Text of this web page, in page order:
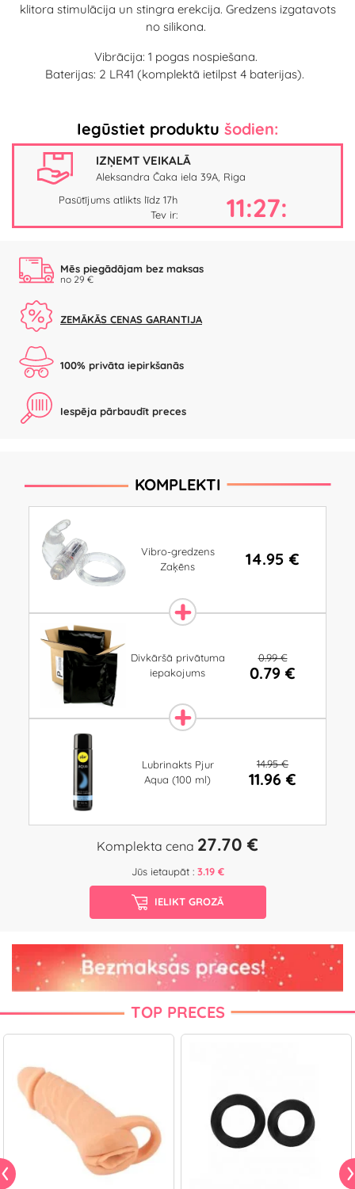
klitora stimulācija un stingra erekcija. Gredzens izgatavots
no silikona.
Vibrācija: 1 pogas nospiešana.
Baterijas: 2 LR41 (komplektā ietilpst 4 baterijas).
Iegūstiet produktu šodien:
IZŅEMT VEIKALĀ
Aleksandra Čaka iela 39A, Riga
Pasūtījums atlikts līdz 17h
Tev ir:
11:27:
Mēs piegādājam bez maksas
no 29 €
ZEMĀKĀS CENAS GARANTIJA
100% privāta iepirkšanās
Iespēja pārbaudīt preces
KOMPLEKTI
Vibro-gredzens
Zaķēns
14.95 €
Divkāršā privātuma
iepakojums
0.99 €
0.79 €
Lubrinakts Pjur
Aqua (100 ml)
14.95 €
11.96 €
Komplekta cena 27.70 €
Jūs ietaupāt : 3.19 €
IELIKT GROZĀ
TOP PRECES